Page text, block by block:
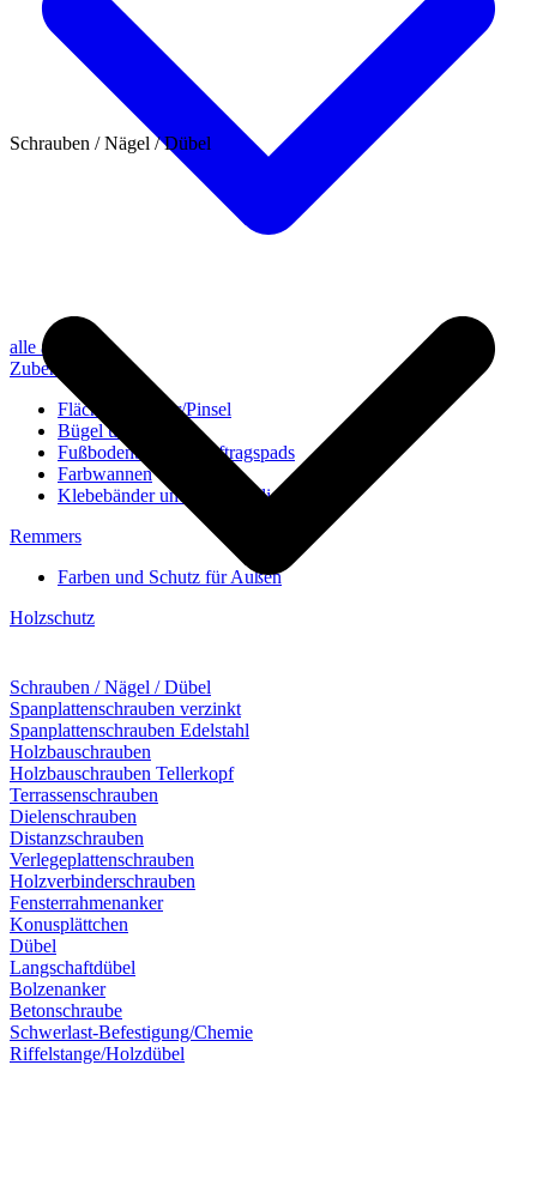
alle anzeigen
Zubehör
Flächenstreicher/Pinsel
Bügel und Rollen
Fußbodenbürsten/Auftragspads
Farbwannen
Klebebänder und Abdeckvlies
Remmers
Farben und Schutz für Außen
Holzschutz
Schrauben / Nägel / Dübel
Schrauben / Nägel / Dübel
Spanplattenschrauben verzinkt
Spanplattenschrauben Edelstahl
Holzbauschrauben
Holzbauschrauben Tellerkopf
Terrassenschrauben
Dielenschrauben
Distanzschrauben
Verlegeplattenschrauben
Holzverbinderschrauben
Fensterrahmenanker
Konusplättchen
Dübel
Langschaftdübel
Bolzenanker
Betonschraube
Schwerlast-Befestigung/Chemie
Riffelstange/Holzdübel